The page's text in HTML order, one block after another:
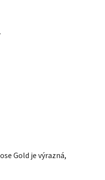
Gold je výrazná,